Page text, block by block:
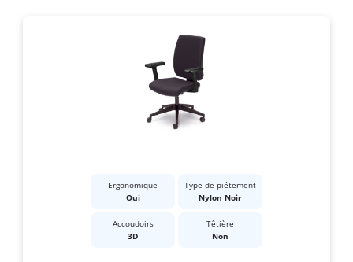
Ergonomique
Oui
Type de piétement
Nylon Noir
Accoudoirs
3D
Têtière
Non